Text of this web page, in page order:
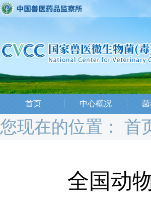
首页 中心概况
您现在的位置： 首
全国动